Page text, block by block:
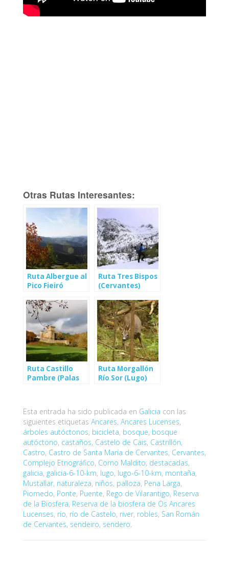
Otras Rutas Interesantes:
Ruta Albergue al
Pico Fieiró
Ruta Tres Bispos
(Cervantes)
Ruta Castillo
Pambre (Palas
Ruta Morgallón
Río Sor (Lugo)
Esta entrada ha sido publicada en Galicia con las
siguientes etiquetas Ancares, Ancares Lucenses,
árboles autóctonos, bicicleta, bosque, bosque
autóctono, castaños, Castelo de Cais, Castrillón,
Castro, Castro de Santa María de Cervantes, Cervantes,
Complejo Etnográfico, Corno Maldito, destacadas,
galicia, galicia-6-10-km, lugo, lugo-6-10-km, montaña,
Mustallar, naturaleza, niños, palloza, Pena Larga,
Piornedo, Ponte, Puente, Rego de Vilarantigo, Reserva
de la Biosfera, Reserva de la biosfera de Os Ancares
Lucenses, río, río de Castelo, river, robles, San Román
de Cervantes, sendeiro, sendero.